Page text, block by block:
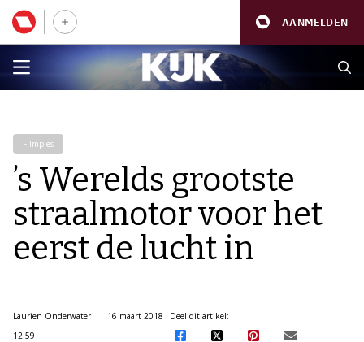
AANMELDEN
Filmpjes
’s Werelds grootste
straalmotor voor het
eerst de lucht in
Laurien Onderwater
16 maart 2018
12:59
Deel dit artikel: